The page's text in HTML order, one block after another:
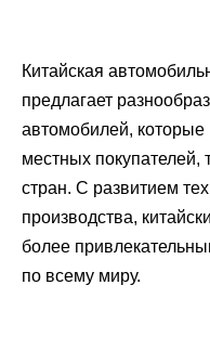
Китайская
предлагает
автомобилей, которые
местных покупателей,
стран. С развитием
производства,
более
по всему миру.